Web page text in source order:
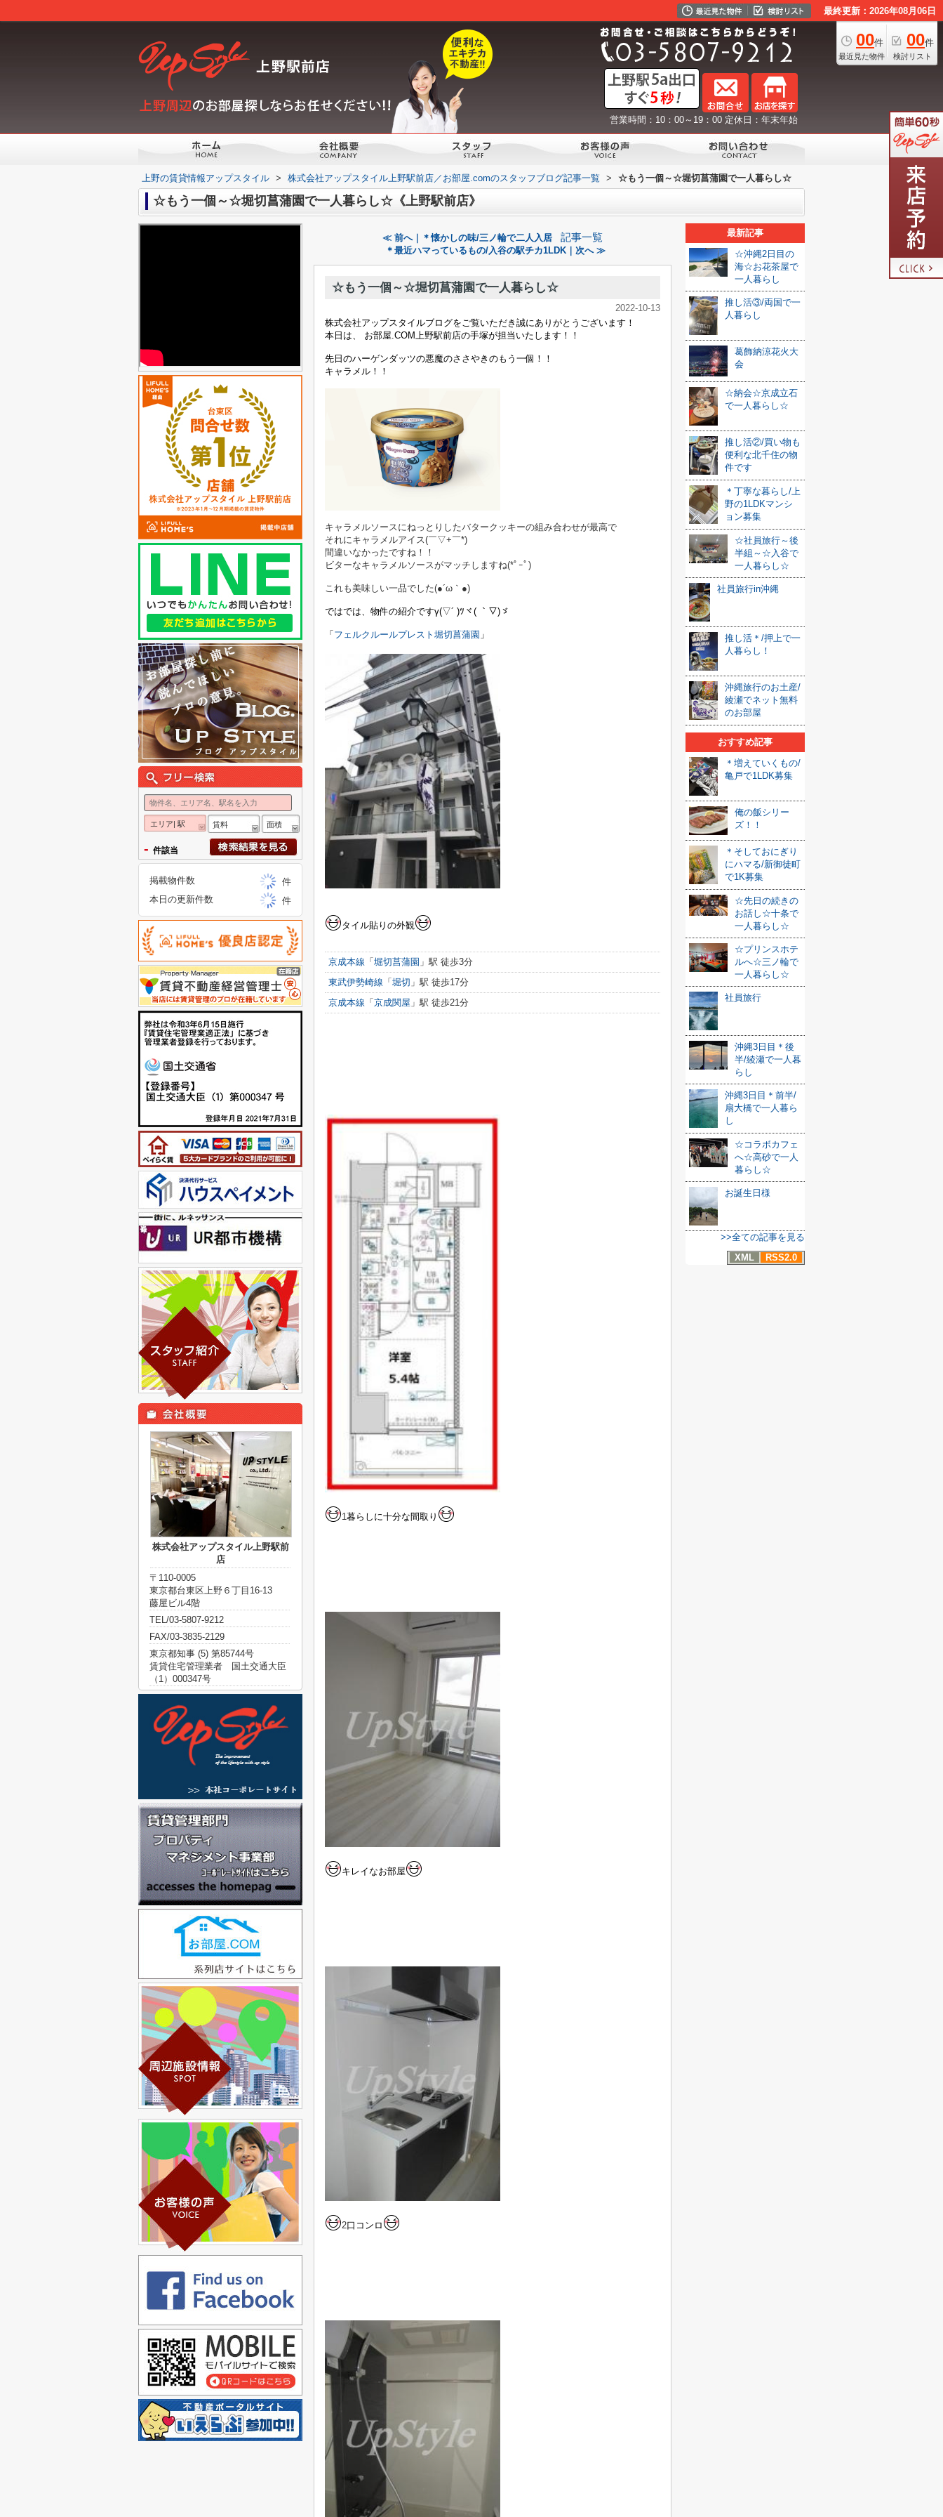
最終更新：2026年08月06日
00件
最近見た物件
00件
検討リスト
営業時間：10：00～19：00 定休日：年末年始
上野の賃貸情報アップスタイル > 株式会社アップスタイル上野駅前店／お部屋.comのスタッフブログ記事一覧 > ☆もう一個～☆堀切菖蒲園で一人暮らし☆
☆もう一個～☆堀切菖蒲園で一人暮らし☆《上野駅前店》
≪ 前へ｜＊懐かしの味/三ノ輪で二人入居 記事一覧
＊最近ハマっているもの/入谷の駅チカ1LDK｜次へ ≫
☆もう一個～☆堀切菖蒲園で一人暮らし☆
2022-10-13
株式会社アップスタイルブログをご覧いただき誠にありがとうございます！
本日は、 お部屋.COM上野駅前店の手塚が担当いたします！！
先日のハーゲンダッツの悪魔のささやきのもう一個！！
キャラメル！！
キャラメルソースにねっとりしたバタークッキーの組み合わせが最高で
それにキャラメルアイス(￣▽+￣*)
間違いなかったですね！！
ビターなキャラメルソースがマッチしますね(*ﾟｰﾟ)ゞ
これも美味しい一品でした(●´ω｀●)ゞ
ではでは、物件の紹介ですγ(▽´ )ﾂヾ( ｀▽)ゞ
「 フェルクルールプレスト堀切菖蒲園 」
タイル貼りの外観
京成本線 「 堀切菖蒲園 」駅 徒歩3分
東武伊勢崎線 「 堀切 」駅 徒歩17分
京成本線 「 京成関屋 」駅 徒歩21分
1暮らしに十分な間取り
キレイなお部屋
2口コンロ
最新記事
☆沖縄2日目の
海☆お花茶屋で
一人暮らし
推し活③/両国で一
人暮らし
葛飾納涼花火大
会
☆納会☆京成立石
で一人暮らし☆
推し活②/買い物も
便利な北千住の物
件です
＊丁寧な暮らし/上
野の1LDKマンシ
ョン募集
☆社員旅行～後
半組～☆入谷で
一人暮らし☆
社員旅行in沖縄
推し活＊/押上で一
人暮らし！
沖縄旅行のお土産/
綾瀬でネット無料
のお部屋
おすすめ記事
＊増えていくもの/
亀戸で1LDK募集
俺の飯シリー
ズ！！
＊そしておにぎり
にハマる/新御徒町
で1K募集
☆先日の続きの
お話し☆十条で
一人暮らし☆
☆プリンスホテ
ルへ☆三ノ輪で
一人暮らし☆
社員旅行
沖縄3日目＊後
半/綾瀬で一人暮
らし
沖縄3日目＊前半/
扇大橋で一人暮ら
し
☆コラボカフェ
へ☆高砂で一人
暮らし☆
お誕生日様
>>全ての記事を見る
XML
RSS2.0
エリア| 駅 賃料 面積
- 件該当
掲載物件数
件
本日の更新件数
件
株式会社アップスタイル上野駅前
店
〒110-0005
東京都台東区上野６丁目16-13
藤屋ビル4階
TEL/03-5807-9212
FAX/03-3835-2129
東京都知事 (5) 第85744号
賃貸住宅管理業者 国土交通大臣
（1）000347号